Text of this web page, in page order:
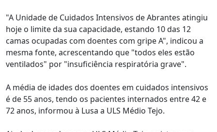
"A Unidade de Cuidados Intensivos de Abrantes atingiu
hoje o limite da sua capacidade, estando 10 das 12
camas ocupadas com doentes com gripe A", indicou a
mesma fonte, acrescentando que "todos eles estão
ventilados" por "insuficiência respiratória grave".
A média de idades dos doentes em cuidados intensivos
é de 55 anos, tendo os pacientes internados entre 42 e
72 anos, informou à Lusa a ULS Médio Tejo.